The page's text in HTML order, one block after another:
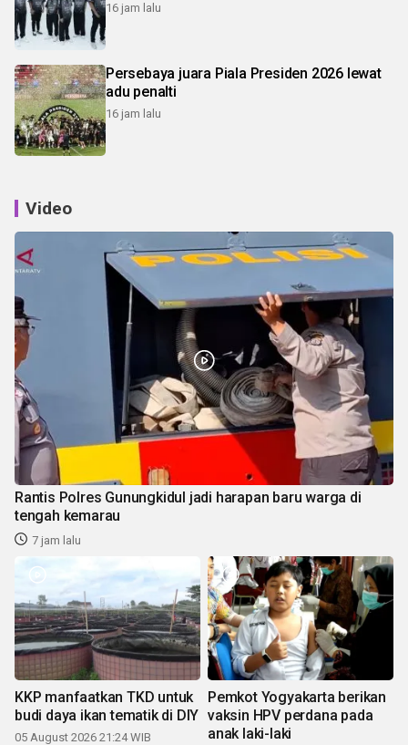
16 jam lalu
Persebaya juara Piala Presiden 2026 lewat
adu penalti
16 jam lalu
Video
Rantis Polres Gunungkidul jadi harapan baru warga di
tengah kemarau
7 jam lalu
KKP manfaatkan TKD untuk
budi daya ikan tematik di DIY
05 August 2026 21:24 WIB
Pemkot Yogyakarta berikan
vaksin HPV perdana pada
anak laki-laki